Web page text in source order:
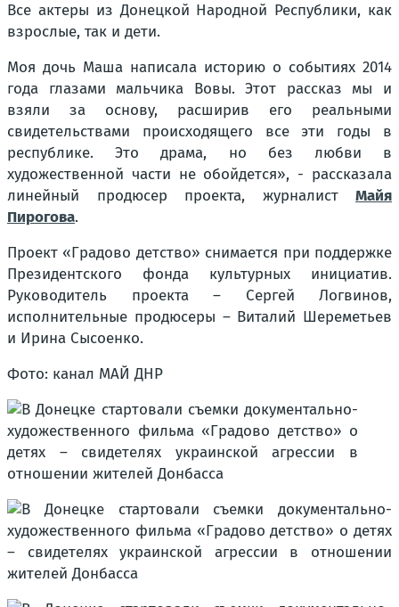
Все актеры из Донецкой Народной Республики, как
взрослые, так и дети.
Моя дочь Маша написала историю о событиях 2014
года глазами мальчика Вовы. Этот рассказ мы и
взяли за основу, расширив его реальными
свидетельствами происходящего все эти годы в
республике. Это драма, но без любви в
художественной части не обойдется», - рассказала
линейный продюсер проекта, журналист Майя
Пирогова.
Проект «Градово детство» снимается при поддержке
Президентского фонда культурных инициатив.
Руководитель проекта – Сергей Логвинов,
исполнительные продюсеры – Виталий Шереметьев
и Ирина Сысоенко.
Фото: канал МАЙ ДНР